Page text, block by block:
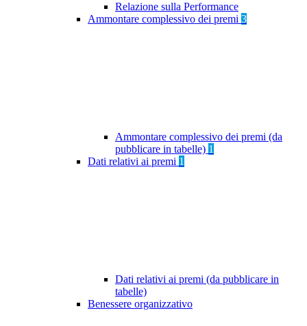
Relazione sulla Performance
Ammontare complessivo dei premi 3
Ammontare complessivo dei premi (da
pubblicare in tabelle) 1
Dati relativi ai premi 1
Dati relativi ai premi (da pubblicare in
tabelle)
Benessere organizzativo